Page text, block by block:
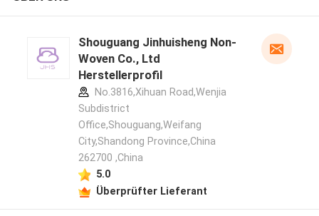
Shouguang Jinhuisheng Non-
Woven Co., Ltd
Herstellerprofil
No.3816,Xihuan Road,Wenjia
Subdistrict
Office,Shouguang,Weifang
City,Shandong Province,China
262700 ,China
5.0
Überprüfter Lieferant